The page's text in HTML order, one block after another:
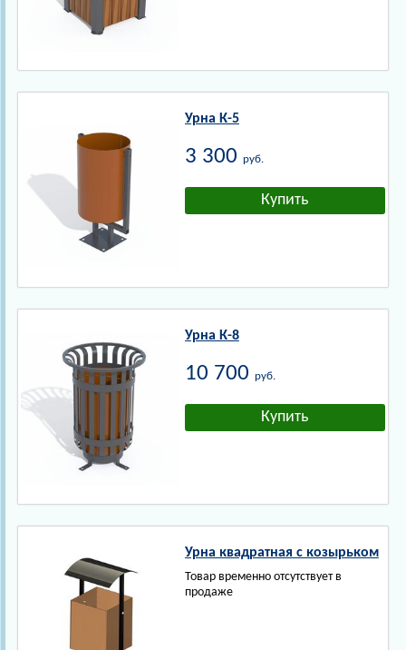
Урна К-5
3 300 руб.
Урна К-8
10 700 руб.
Урна квадратная с козырьком
Товар временно отсутствует в
продаже